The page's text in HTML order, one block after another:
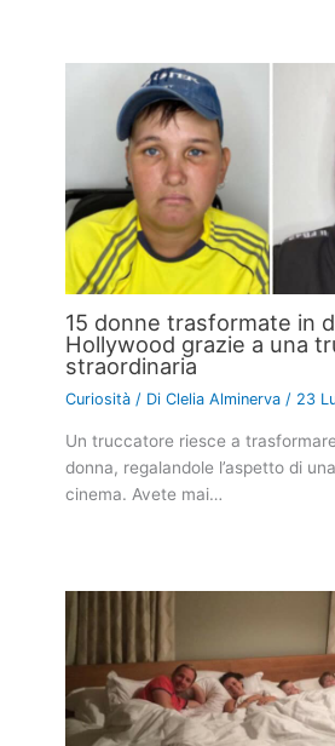
15 donne trasformate in
Hollywood grazie a una
straordinaria
Curiosità / DiClelia Alminerva / 23
Un truccatore riesce a
donna, regalandole l’aspetto di
cinema. Avete mai…